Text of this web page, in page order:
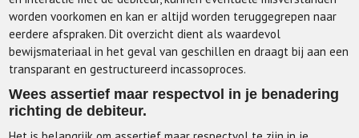
worden voorkomen en kan er altijd worden teruggegrepen naar
eerdere afspraken. Dit overzicht dient als waardevol
bewijsmateriaal in het geval van geschillen en draagt bij aan een
transparant en gestructureerd incassoproces.
Wees assertief maar respectvol in je benadering
richting de debiteur.